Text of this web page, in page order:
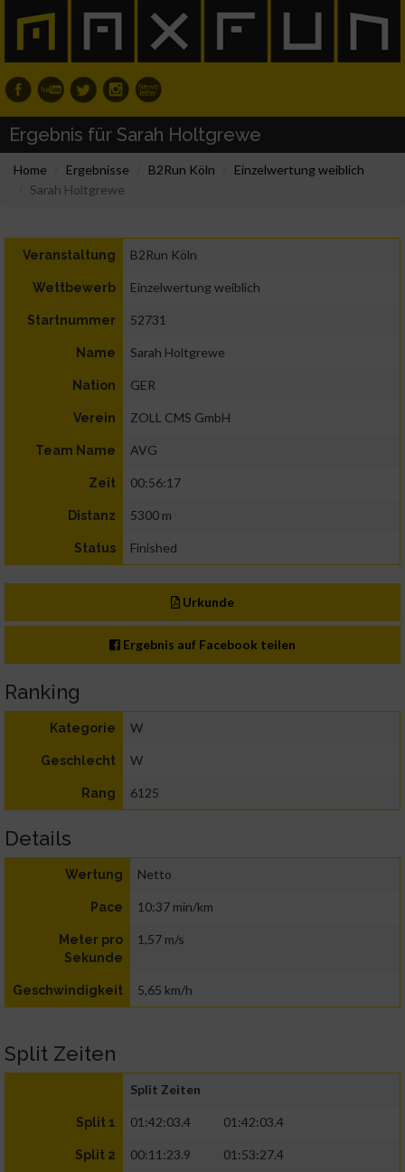
Ergebnis für Sarah Holtgrewe
Home Ergebnisse B2Run Köln
Einzelwertung weiblich
Sarah Holtgrewe
Veranstaltung B2Run Köln
Wettbewerb Einzelwertung weiblich
Startnummer 52731
Name Sarah Holtgrewe
Nation GER
Verein ZOLL CMS GmbH
Team Name AVG
Zeit 00:56:17
Distanz 5300 m
Status Finished
Urkunde
Ergebnis auf Facebook teilen
Ranking
Kategorie W
Geschlecht W
Rang 6125
Details
Wertung Netto
Pace 10:37 min/km
Meter pro
Sekunde
1,57 m/s
Geschwindigkeit 5,65 km/h
Split Zeiten
Split Zeiten
Split 1 01:42:03.4 01:42:03.4
Split 2 00:11:23.9 01:53:27.4